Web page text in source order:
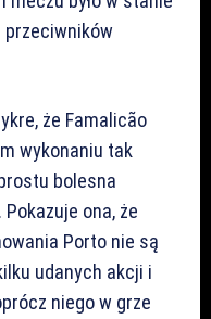
że Famalicão
wykonaniu tak
bolesna
ona, że
Porto nie są
udanych akcji i
niego w grze